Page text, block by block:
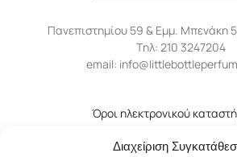
Διαχείριση
Πανεπιστημίου 59 & Εμμ. Μπενάκη
Tηλ: 210 3247204
email:
Όροι ηλεκτρονικού
Πολιτική επιστροφών